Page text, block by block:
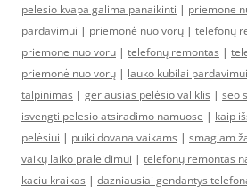
pelesio kvapa galima panaikinti | priemone
pardavimui | priemonė nuo vorų | telefonų
priemone nuo voru | telefonų remontas |
priemonė nuo vorų | lauko kubilai pardavimui
talpinimas | geriausias pelėsio valiklis | seo
isvengti pelesio atsiradimo namuose | kaip
pelėsiui | puiki dovana vaikams | smagiam
vaikų laiko praleidimui | telefonų remontas
kaciu kraikas | dazniausiai gendantys